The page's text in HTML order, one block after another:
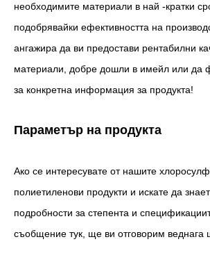
необходимите материали в най -кратки
подобрявайки ефективността на
ангажира да ви предостави рентабилни
материали, добре дошли в имейл или да
за конкретна информация за продукта!
Параметър на продукта
Ако се интересувате от нашите
полиетиленови продукти и искате да
подробности за степента и
съобщение тук, ще ви отговорим